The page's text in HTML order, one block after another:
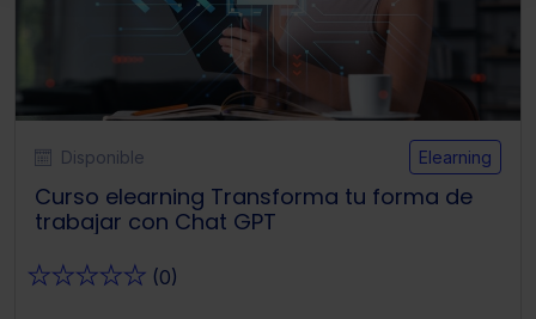
También puedes
configurar
las cookies y
seleccionar solo aquellas que quieras permitir en tu
navegador. Si no seleccionas ninguna utilizaremos las
que sean indispensables para la navegación.
Disponible Elearning
Curso elearning Transforma tu forma de
trabajar con Chat GPT
★★★★★ (0)